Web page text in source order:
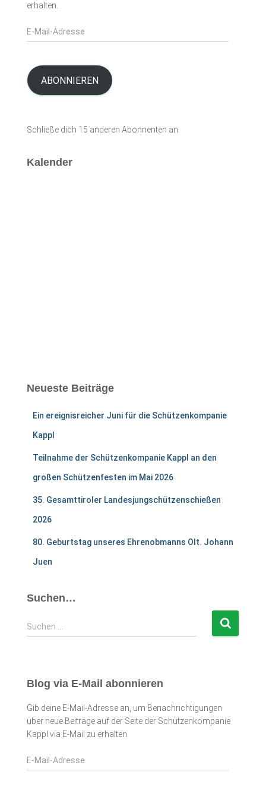
erhalten.
E
-
i
d
e
ABONNIEREN
Schließe dich 15 anderen Abonnenten an
Kalender
Neueste Beiträge
Ein ereignisreicher Juni für die Schützenkompanie
Kappl
Teilnahme der Schützenkompanie Kappl an den
großen Schützenfesten im Mai 2026
35. Gesamttiroler Landesjungschützenschießen
2026
80. Geburtstag unseres Ehrenobmanns Olt. Johann
Juen
Suchen…
S
u
n
a
c
h
Suchen …
Blog via E-Mail abonnieren
Gib deine E-Mail-Adresse an, um Benachrichtigungen
über neue Beiträge auf der Seite der Schützenkompanie
Kappl via E-Mail zu erhalten.
E
-